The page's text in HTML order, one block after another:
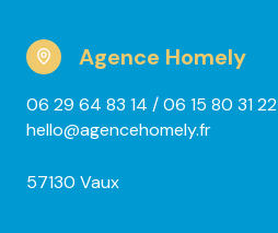
Agence Homely
06 29 64 83 14 / 06 15 80 31 22
hello@agencehomely.fr
57130 Vaux